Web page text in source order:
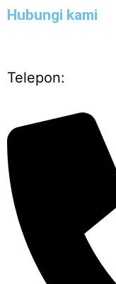
Hubungi kami
Telepon: